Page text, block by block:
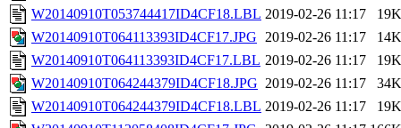
W20140910T053744417ID4CF18.LBL 2019-02-26 11:17
19K
W20140910T064113393ID4CF17.JPG 2019-02-26 11:17
14K
W20140910T064113393ID4CF17.LBL 2019-02-26 11:17
19K
W20140910T064244379ID4CF18.JPG 2019-02-26 11:17
34K
W20140910T064244379ID4CF18.LBL 2019-02-26 11:17
19K